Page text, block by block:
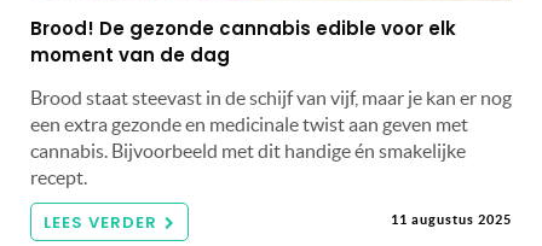
Brood! De gezonde cannabis edible voor elk
moment van de dag
Brood staat steevast in de schijf van vijf, maar je kan er nog
een extra gezonde en medicinale twist aan geven met
cannabis. Bijvoorbeeld met dit handige én smakelijke
recept.
LEES VERDER 11 augustus 2025